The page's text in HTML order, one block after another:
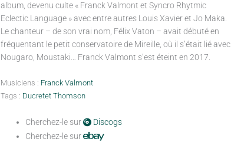
album, devenu culte « Franck Valmont et Syncro Rhytmic
Eclectic Language » avec entre autres Louis Xavier et Jo Maka.
Le chanteur – de son vrai nom, Félix Vaton – avait débuté en
fréquentant le petit conservatoire de Mireille, où il s’était lié avec
Nougaro, Moustaki… Franck Valmont s’est éteint en 2017.
Musiciens : Franck Valmont
Tags : Ducretet Thomson
Cherchez-le sur
Discogs
Cherchez-le sur